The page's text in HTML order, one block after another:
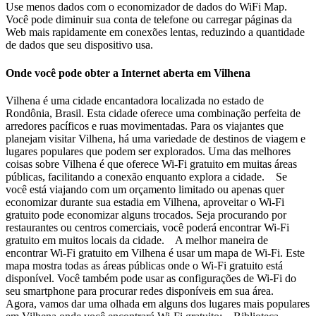
Use menos dados com o economizador de dados do WiFi Map.
Você pode diminuir sua conta de telefone ou carregar páginas da
Web mais rapidamente em conexões lentas, reduzindo a quantidade
de dados que seu dispositivo usa.
Onde você pode obter a Internet aberta em Vilhena
Vilhena é uma cidade encantadora localizada no estado de
Rondônia, Brasil. Esta cidade oferece uma combinação perfeita de
arredores pacíficos e ruas movimentadas. Para os viajantes que
planejam visitar Vilhena, há uma variedade de destinos de viagem e
lugares populares que podem ser explorados. Uma das melhores
coisas sobre Vilhena é que oferece Wi-Fi gratuito em muitas áreas
públicas, facilitando a conexão enquanto explora a cidade. Se
você está viajando com um orçamento limitado ou apenas quer
economizar durante sua estadia em Vilhena, aproveitar o Wi-Fi
gratuito pode economizar alguns trocados. Seja procurando por
restaurantes ou centros comerciais, você poderá encontrar Wi-Fi
gratuito em muitos locais da cidade. A melhor maneira de
encontrar Wi-Fi gratuito em Vilhena é usar um mapa de Wi-Fi. Este
mapa mostra todas as áreas públicas onde o Wi-Fi gratuito está
disponível. Você também pode usar as configurações de Wi-Fi do
seu smartphone para procurar redes disponíveis em sua área.
Agora, vamos dar uma olhada em alguns dos lugares mais populares